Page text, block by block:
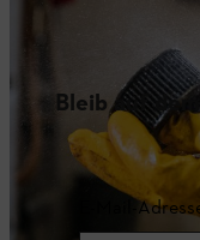
Bleib auf
E-Mail-